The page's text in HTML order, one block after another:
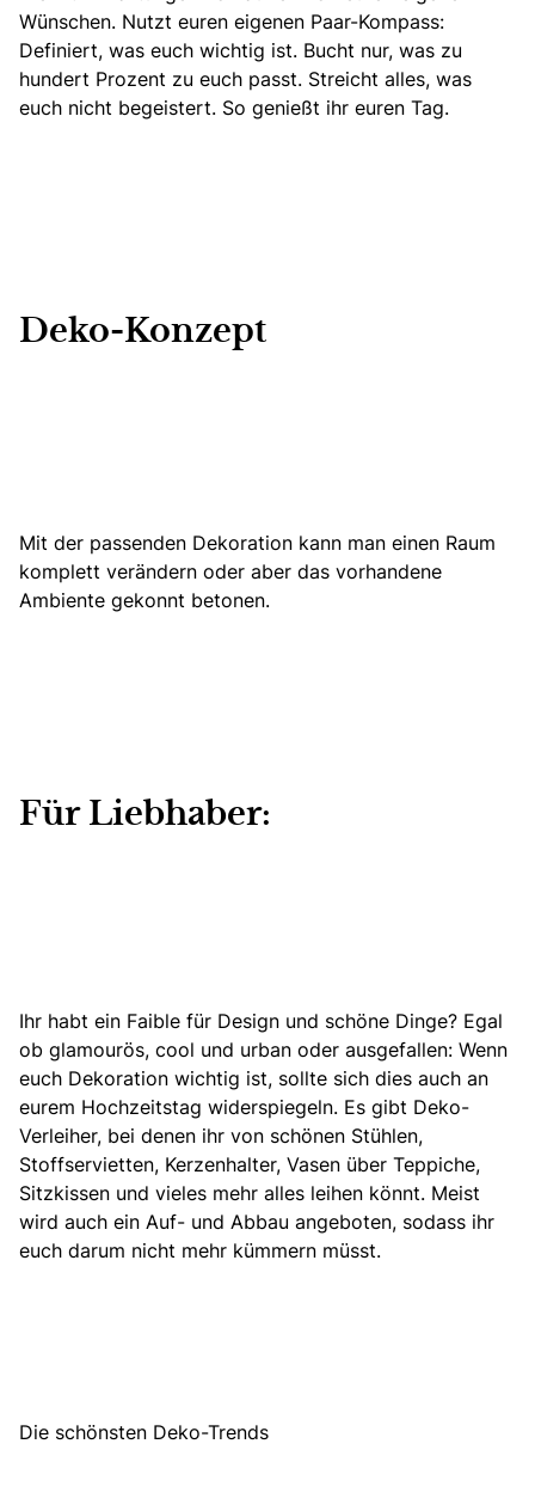
Wünschen. Nutzt euren eigenen Paar-Kompass:
Definiert, was euch wichtig ist. Bucht nur, was zu
hundert Prozent zu euch passt. Streicht alles, was
euch nicht begeistert. So genießt ihr euren Tag.
Deko-Konzept
Mit der passenden Dekoration kann man einen Raum
komplett verändern oder aber das vorhandene
Ambiente gekonnt betonen.
Für Liebhaber:
Ihr habt ein Faible für Design und schöne Dinge? Egal
ob glamourös, cool und urban oder ausgefallen: Wenn
euch Dekoration wichtig ist, sollte sich dies auch an
eurem Hochzeitstag widerspiegeln. Es gibt Deko-
Verleiher, bei denen ihr von schönen Stühlen,
Stoffservietten, Kerzenhalter, Vasen über Teppiche,
Sitzkissen und vieles mehr alles leihen könnt. Meist
wird auch ein Auf- und Abbau angeboten, sodass ihr
euch darum nicht mehr kümmern müsst.
Die schönsten Deko-Trends